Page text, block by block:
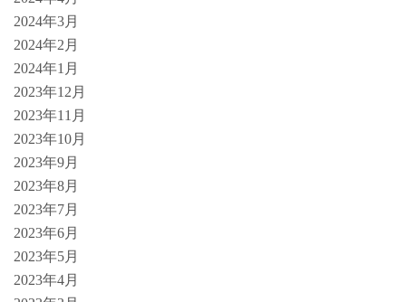
2024年3月
2024年2月
2024年1月
2023年12月
2023年11月
2023年10月
2023年9月
2023年8月
2023年7月
2023年6月
2023年5月
2023年4月